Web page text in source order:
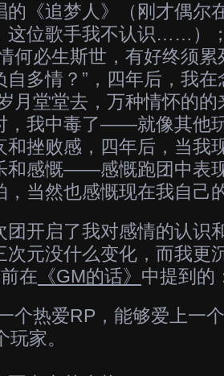
的《追梦人》（刚才偶尔
这位歌手我不认识……）
何必生斯世，有好终须
自多情？”，四年后，我
月堂堂去，万种情怀的
，我中毒了——就像其他
挫败感，四年后，当我
和感慨——感慨跑团中表
，当然也感慨现在我自己
团开启了我对感情的认识
元没什么变化，而我更
在 《GM的话》 中提到的
个热爱RP，能够爱上一
家。